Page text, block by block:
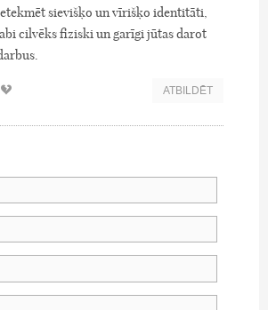
sievišķo un vīrišķo identitāti,
cilvēks fiziski un garīgi jūtas darot
ATBILDĒT